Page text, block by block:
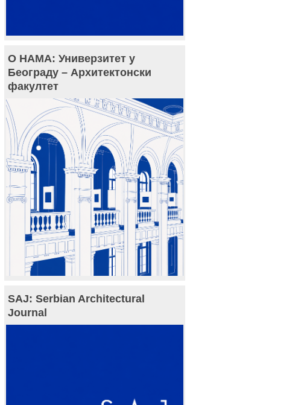
О НАМА: Универзитет у
Београду – Архитектонски
факултет
SAJ: Serbian Architectural
Journal